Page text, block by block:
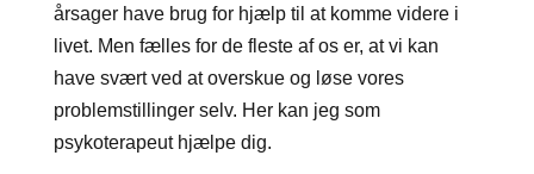
årsager have brug for hjælp til at komme videre i
livet. Men fælles for de fleste af os er, at vi kan
have svært ved at overskue og løse vores
problemstillinger selv. Her kan jeg som
psykoterapeut hjælpe dig.